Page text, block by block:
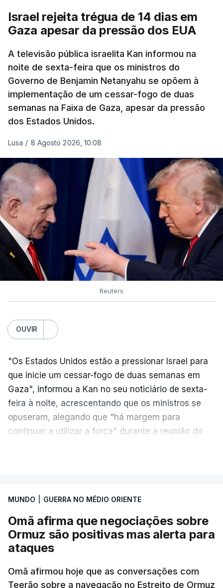
Israel rejeita trégua de 14 dias em
Gaza apesar da pressão dos EUA
A televisão pública israelita Kan informou na
noite de sexta-feira que os ministros do
Governo de Benjamin Netanyahu se opõem à
implementação de um cessar-fogo de duas
semanas na Faixa de Gaza, apesar da pressão
dos Estados Unidos.
Lusa / 8 Agosto 2026, 10:08
Reuters
OUVIR
"Os Estados Unidos estão a pressionar Israel para
que inicie um cessar-fogo de duas semanas em
Gaza", informou a Kan no seu noticiário de sexta-
feira à noite, acrescentando que os ministros se
opuseram, alegando que "há margem para
continuar a utilizar a força" durante a reunião do
aplicação do plano de desarmamento do Hamas.
Além disso, o correspondente do canal de
televisão israelita i24News, que também teve
acesso às deliberações do Gabinete, recordou na
autorização formal de Israel para a entrada em
MUNDO GUERRA NO MÉDIO ORIENTE
Omã afirma que negociações sobre
Ormuz são positivas mas alerta para
ataques
Omã afirmou hoje que as conversações com
Teerão sobre a navegação no Estreito de Ormuz